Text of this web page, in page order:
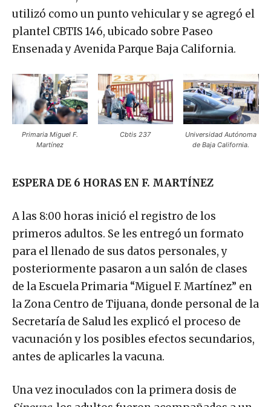
utilizó como un punto vehicular y se agregó el
plantel CBTIS 146, ubicado sobre Paseo
Ensenada y Avenida Parque Baja California.
Martínez
de Baja California.
ESPERA DE 6 HORAS EN F. MARTÍNEZ
A las 8:00 horas inició el registro de los
primeros adultos. Se les entregó un formato
para el llenado de sus datos personales, y
posteriormente pasaron a un salón de clases
de la Escuela Primaria “Miguel F. Martínez” en
la Zona Centro de Tijuana, donde personal de la
Secretaría de Salud les explicó el proceso de
vacunación y los posibles efectos secundarios,
antes de aplicarles la vacuna.
Una vez inoculados con la primera dosis de
Sinovac
, los adultos fueron acompañados a un